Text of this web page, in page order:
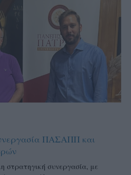
ΠΑΣΑΠΠ και
στρατηγική συνεργασία, με